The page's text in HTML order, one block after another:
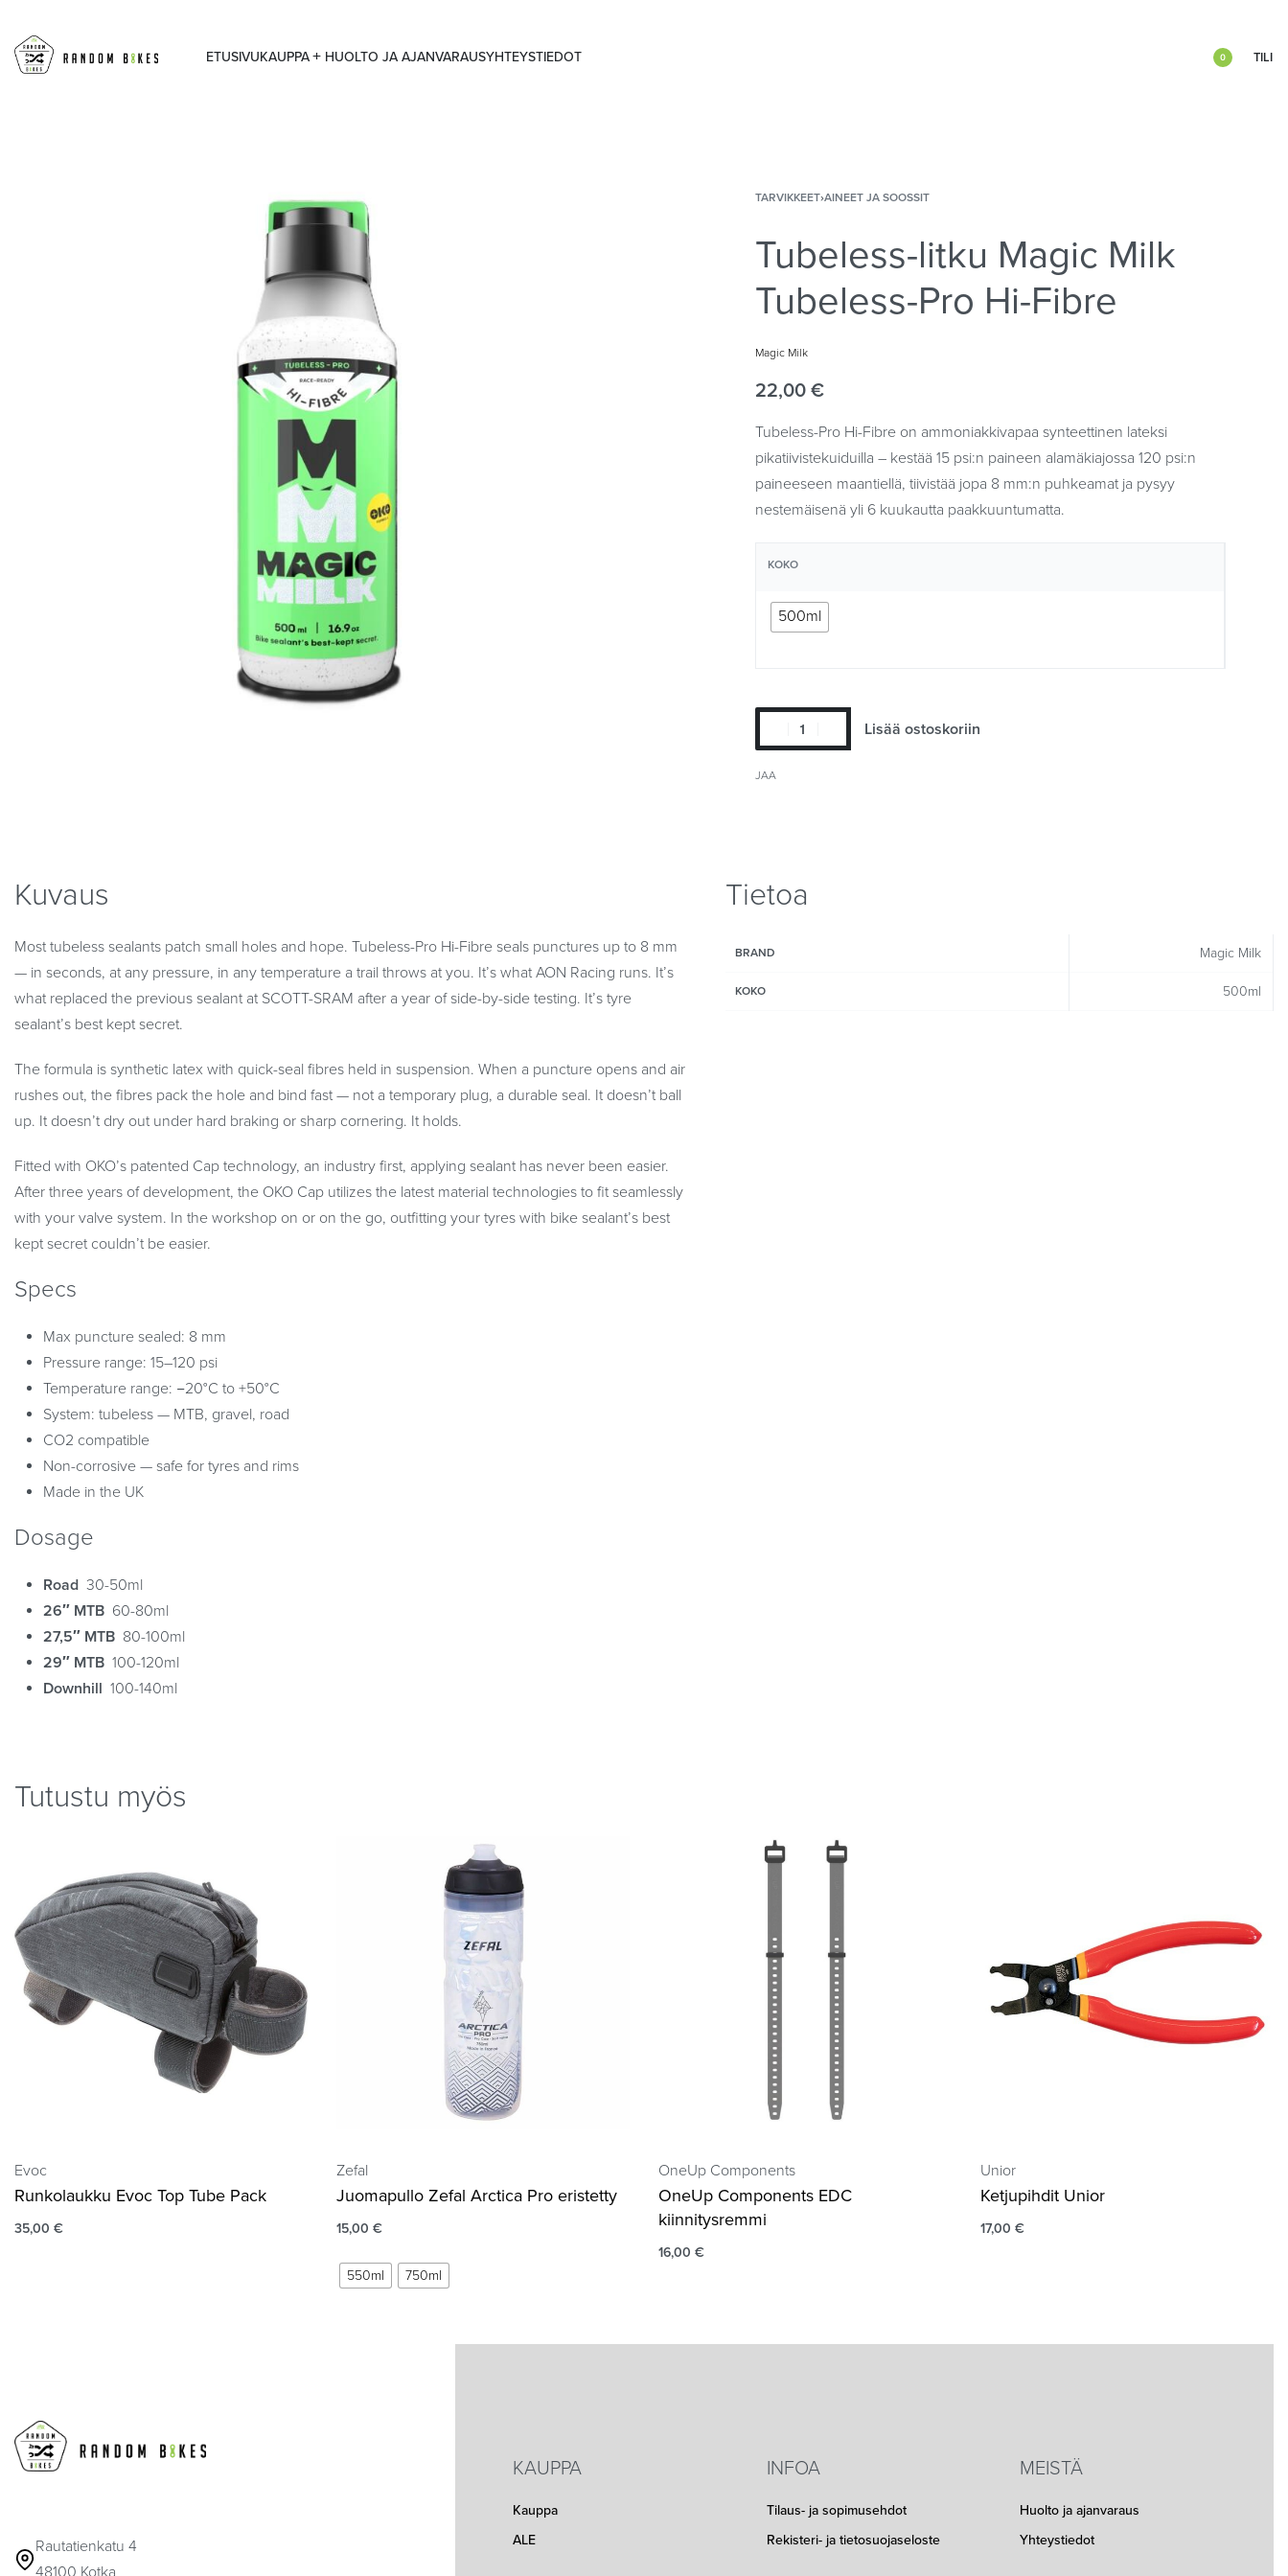
ETUSIVUKAUPPA HUOLTO JA AJANVARAUSYHTEYSTIEDOT 0 TILI
TARVIKKEET›AINEET JA SOOSSIT
Tubeless-litku Magic Milk
Tubeless-Pro Hi-Fibre
Magic Milk
22,00 €
Tubeless-Pro Hi-Fibre on ammoniakkivapaa synteettinen lateksi
pikatiivistekuiduilla – kestää 15 psi:n paineen alamäkiajossa 120 psi:n
paineeseen maantiellä, tiivistää jopa 8 mm:n puhkeamat ja pysyy
nestemäisenä yli 6 kuukautta paakkuuntumatta.
KOKO
500ml
Lisää ostoskoriin
JAA
Kuvaus
Most tubeless sealants patch small holes and hope. Tubeless-Pro Hi-Fibre seals punctures up to 8 mm
— in seconds, at any pressure, in any temperature a trail throws at you. It’s what AON Racing runs. It’s
what replaced the previous sealant at SCOTT-SRAM after a year of side-by-side testing. It’s tyre
sealant’s best kept secret.
The formula is synthetic latex with quick-seal fibres held in suspension. When a puncture opens and air
rushes out, the fibres pack the hole and bind fast — not a temporary plug, a durable seal. It doesn’t ball
up. It doesn’t dry out under hard braking or sharp cornering. It holds.
Fitted with OKO’s patented Cap technology, an industry first, applying sealant has never been easier.
After three years of development, the OKO Cap utilizes the latest material technologies to fit seamlessly
with your valve system. In the workshop on or on the go, outfitting your tyres with bike sealant’s best
kept secret couldn’t be easier.
Specs
Max puncture sealed: 8 mm
Pressure range: 15–120 psi
Temperature range: −20°C to +50°C
System: tubeless — MTB, gravel, road
CO2 compatible
Non-corrosive — safe for tyres and rims
Made in the UK
Dosage
Road 30-50ml
26″ MTB 60-80ml
27,5″ MTB 80-100ml
29″ MTB 100-120ml
Downhill 100-140ml
Tietoa
BRAND Magic Milk
KOKO 500ml
Tutustu myös
Evoc
Runkolaukku Evoc Top Tube Pack
35,00 €
Zefal
Juomapullo Zefal Arctica Pro eristetty
15,00 €
550ml 750ml
OneUp Components
OneUp Components EDC
kiinnitysremmi
16,00 €
Unior
Ketjupihdit Unior
17,00 €
Rautatienkatu 4
KAUPPA
Kauppa
ALE
INFOA
Tilaus- ja sopimusehdot
Rekisteri- ja tietosuojaseloste
MEISTÄ
Huolto ja ajanvaraus
Yhteystiedot